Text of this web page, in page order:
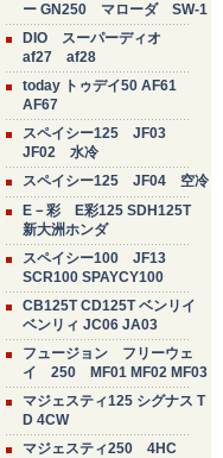
ー GN250 マローダ SW-1
DIO スーパーディオ
af27 af28
today トゥデイ50 AF61
AF67
スペイシー125 JF03
JF02 水冷
スペイシー125 JF04 空冷
E－彩 E彩125 SDH125T
新大洲ホンダ
スペイシー100 JF13
SCR100 SPAYCY100
CB125T CD125T ベンリイ
ベンリィ JC06 JA03
フュージョン フリーウェ
イ 250 MF01 MF02 MF03
マジェスティ125 シグナス T
D 4CW
マジェスティ250 4HC